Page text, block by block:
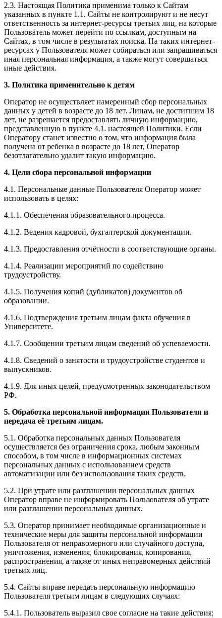
2.3. Настоящая Политика применима только к Сайтам
указанных в пункте 1.1. Сайты не контролируют и не несут
ответственность за интернет-ресурсы третьих лиц, на которые
Пользователь может перейти по ссылкам, доступным на
Сайтах, в том числе в результатах поиска. На таких интернет-
ресурсах у Пользователя может собираться или запрашиваться
иная персональная информация, а также могут совершаться
иные действия.
3. Политика применительно к детям
Оператор не осуществляет намеренный сбор персональных
данных у детей в возрасте до 18 лет. Лицам, не достигшим 18
лет, не разрешается предоставлять личную информацию,
представленную в пункте 4.1. настоящей Политики. Если
Оператору станет известно о том, что информация была
получена от ребенка в возрасте до 18 лет, Оператор
безотлагательно удалит такую информацию.
4. Цели сбора персональной информации
4.1. Персональные данные Пользователя Оператор может
использовать в целях:
4.1.1. Обеспечения образовательного процесса.
4.1.2. Ведения кадровой, бухгалтерской документации.
4.1.3. Предоставления отчётности в соответствующие органы.
4.1.4. Реализации мероприятий по содействию
трудоустройству.
4.1.5. Получения копий (дубликатов) документов об
образовании.
4.1.6. Подтверждения третьим лицам факта обучения в
Университете.
4.1.7. Сообщении третьим лицам сведений об успеваемости.
4.1.8. Сведений о занятости и трудоустройстве студентов и
выпускников.
4.1.9. Для иных целей, предусмотренных законодательством
РФ.
5. Обработка персональной информации Пользователя и
передача её третьим лицам.
5.1. Обработка персональных данных Пользователя
осуществляется без ограничения срока, любым законным
способом, в том числе в информационных системах
персональных данных с использованием средств
автоматизации или без использования таких средств.
5.2. При утрате или разглашении персональных данных
Оператор вправе не информировать Пользователя об утрате
или разглашении персональных данных.
5.3. Оператор принимает необходимые организационные и
технические меры для защиты персональной информации
Пользователя от неправомерного или случайного доступа,
уничтожения, изменения, блокирования, копирования,
распространения, а также от иных неправомерных действий
третьих лиц.
5.4. Сайты вправе передать персональную информацию
Пользователя третьим лицам в следующих случаях:
5.4.1. Пользователь выразил свое согласие на такие действия;